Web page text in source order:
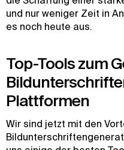
und nur weniger Zeit in
es noch heute aus.
Top-Tools zum
Plattformen
Wir sind jetzt mit den